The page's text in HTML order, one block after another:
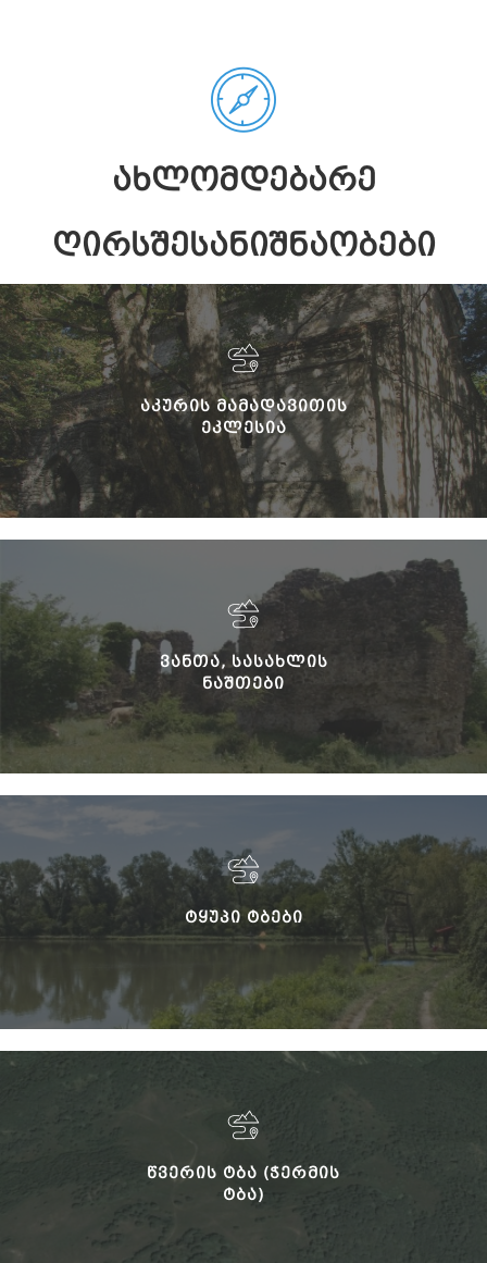
ᲐᲮᲚᲝᲛᲓᲔᲑᲐᲠᲔ
ᲦᲘᲠᲡᲨᲔᲡᲐᲜᲘᲨᲜᲐᲝᲑᲔᲑᲘ
ᲐᲙᲣᲠᲘᲡ ᲛᲐᲛᲐᲓᲐᲕᲘᲗᲘᲡ
ᲔᲙᲚᲔᲡᲘᲐ
ᲕᲐᲜᲗᲐ, ᲡᲐᲡᲐᲮᲚᲘᲡ
ᲜᲐᲨᲗᲔᲑᲘ
ᲢᲧᲣᲞᲘ ᲢᲑᲔᲑᲘ
ᲬᲕᲔᲠᲘᲡ ᲢᲑᲐ (ᲭᲔᲠᲛᲘᲡ
ᲢᲑᲐ)